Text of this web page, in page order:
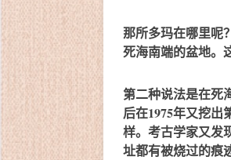
那所多玛在哪里呢
死海南端的盆地。
第二种说法是在死
后在1975年又挖
样。考古学家又发
址都有被烧过的痕